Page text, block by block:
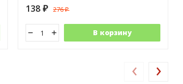
138 ₽ 276₽
В корзину
‹ ›